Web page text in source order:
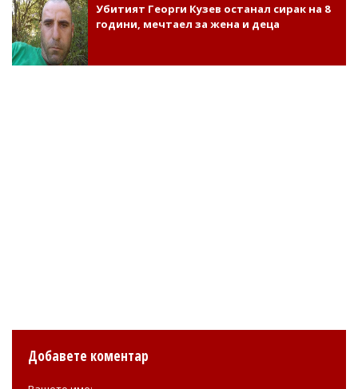
Убитият Георги Кузев останал сирак на 8
години, мечтаел за жена и деца
Добавете коментар